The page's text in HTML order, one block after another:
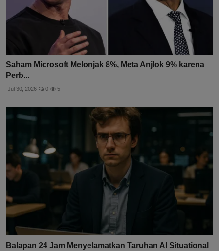
Saham Microsoft Melonjak 8%, Meta Anjlok 9% karena
Perb...
Jul 30, 2026 0 5
Balapan 24 Jam Menyelamatkan Taruhan AI Situational